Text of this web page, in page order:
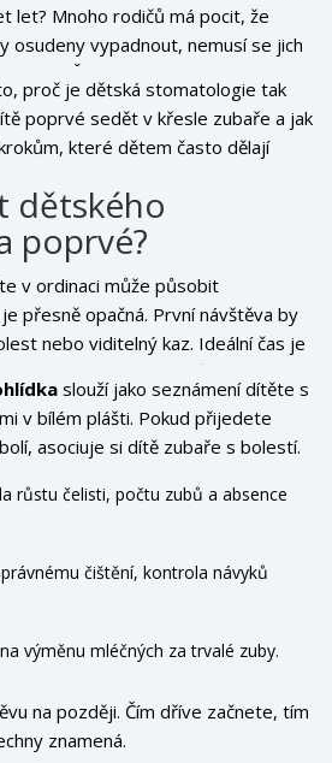
let? Mnoho rodičů má pocit, že
osudeny vypadnout, nemusí se jich
omyl. Špatný stav těchto
může vést k vážným problémům s
i celkovým zdravím dítěte.
proč je dětská stomatologie tak
poprvé sedět v křesle zubaře a jak
které dětem často dělají
o něj celý život.
dětského
poprvé?
v ordinaci může působit
přesně opačná. První návštěva by
nebo viditelný kaz. Ideální čas je
života, tedy asi půl roku po
zubu. Některé odborné
již při narození, aby lékař
rodiče.
slouží jako seznámení dítěte s
v bílém plášti. Pokud přijedete
asociuje si dítě zubaře s bolestí.
pro klidné chování v budoucnu.
růstu čelisti, počtu zubů a absence
čištění, kontrola návyků
výměnu mléčných za trvalé zuby.
na později. Čím dříve začnete, tím
znamená.